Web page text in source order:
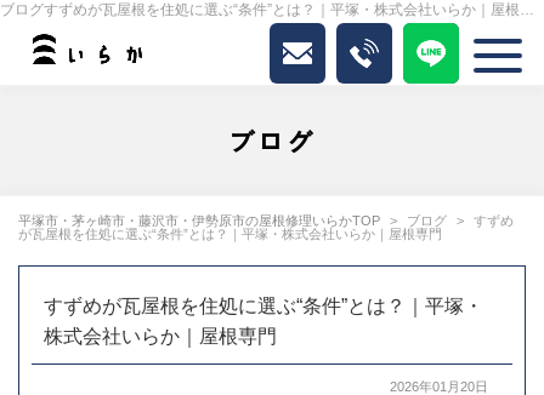
ブログすずめが瓦屋根を住処に選ぶ“条件”とは？｜平塚・株式会社いらか｜屋根専門｜いらか
ブログ
平塚市・茅ヶ崎市・藤沢市・伊勢原市の屋根修理いらかTOP ブログ
すずめ
が瓦屋根を住処に選ぶ“条件”とは？｜平塚・株式会社いらか｜屋根専門
すずめが瓦屋根を住処に選ぶ“条件”とは？｜平塚・
株式会社いらか｜屋根専門
2026年01月20日